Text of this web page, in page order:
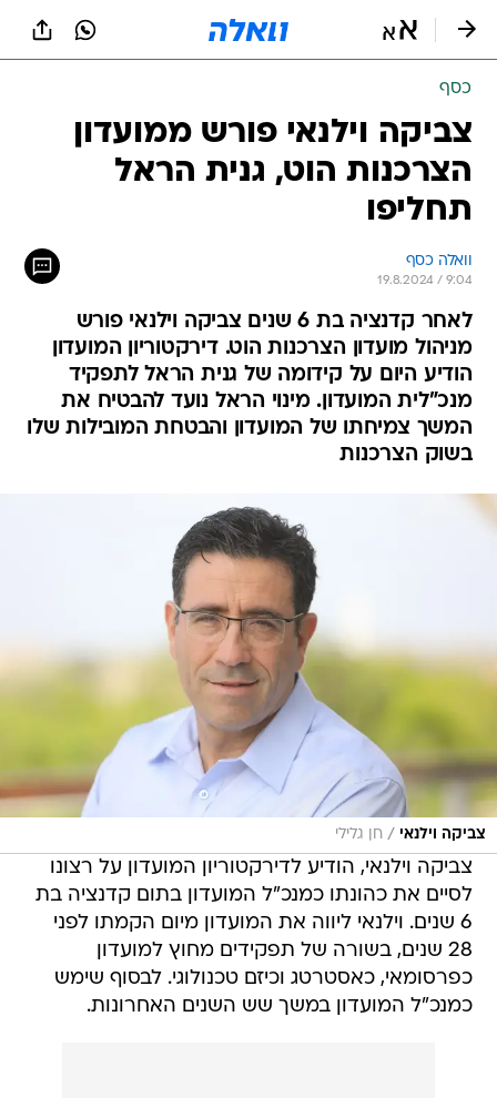
כסף
צביקה וילנאי פורש ממועדון
הצרכנות הוט, גנית הראל
תחליפו
וואלה כסף
19.8.2024 / 9:04
לאחר קדנציה בת 6 שנים צביקה וילנאי פורש
מניהול מועדון הצרכנות הוט. דירקטוריון המועדון
הודיע היום על קידומה של גנית הראל לתפקיד
מנכ"לית המועדון. מינוי הראל נועד להבטיח את
המשך צמיחתו של המועדון והבטחת המובילות שלו
בשוק הצרכנות
צביקה וילנאי / חן גלילי
צביקה וילנאי, הודיע לדירקטוריון המועדון על רצונו
לסיים את כהונתו כמנכ"ל המועדון בתום קדנציה בת
6 שנים. וילנאי ליווה את המועדון מיום הקמתו לפני
28 שנים, בשורה של תפקידים מחוץ למועדון
כפרסומאי, כאסטרטג וכיזם טכנולוגי. לבסוף שימש
כמנכ"ל המועדון במשך שש השנים האחרונות.